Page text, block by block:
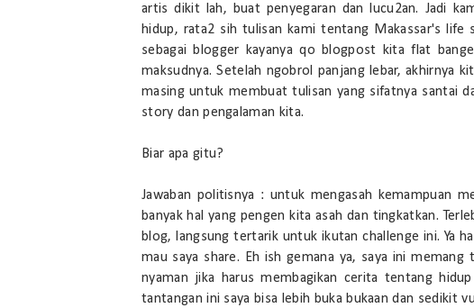
artis dikit lah, buat penyegaran dan lucu2an. Jadi
hidup, rata2 sih tulisan kami tentang Makassar's life
sebagai blogger kayanya qo blogpost kita flat
maksudnya. Setelah ngobrol panjang lebar, akhirnya
masing untuk membuat tulisan yang sifatnya santai
story dan pengalaman kita.
Biar apa gitu?
Jawaban politisnya : untuk mengasah kemampuan
banyak hal yang pengen kita asah dan tingkatkan.
blog, langsung tertarik untuk ikutan challenge ini. Ya
mau saya share. Eh ish gemana ya, saya ini
nyaman jika harus membagikan cerita tentang
tantangan ini saya bisa lebih buka bukaan dan sedikit